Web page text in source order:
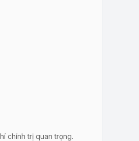
chính trị quan trọng.